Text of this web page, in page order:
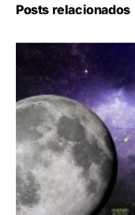
Posts relacionados